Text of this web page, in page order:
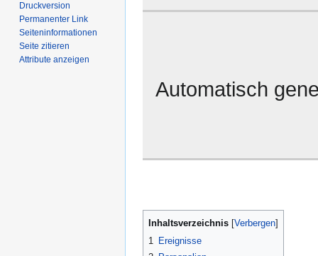
Automatisch
Inhaltsverzeichnis
1 Ereignisse
Druckversion
Permanenter Link
Seiten­­informationen
Seite zitieren
Attribute anzeigen